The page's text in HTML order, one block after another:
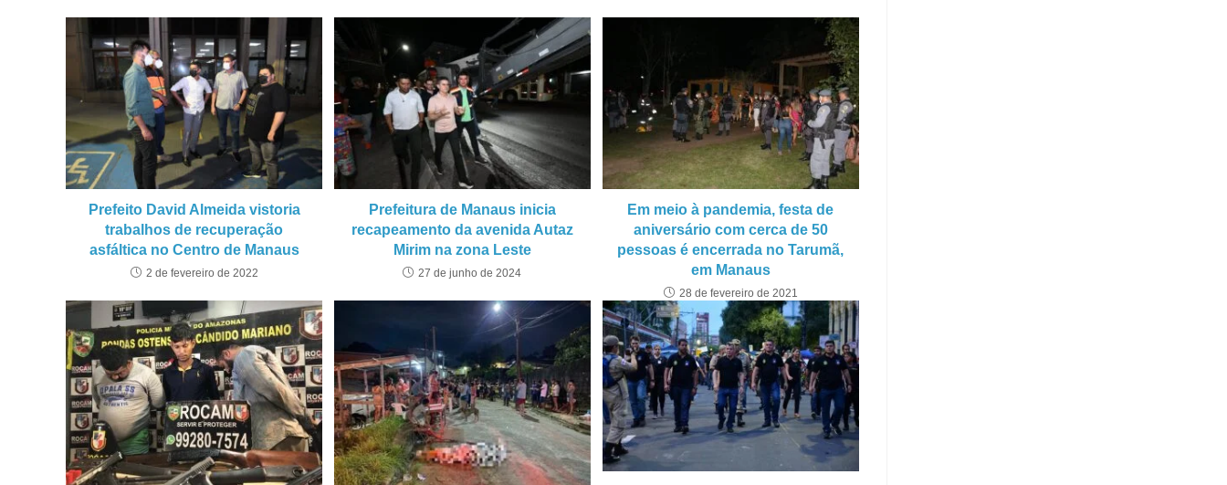
Prefeito David Almeida vistoria
trabalhos de recuperação
asfáltica no Centro de Manaus
2 de fevereiro de 2022
Prefeitura de Manaus inicia
recapeamento da avenida Autaz
Mirim na zona Leste
27 de junho de 2024
Em meio à pandemia, festa de
aniversário com cerca de 50
pessoas é encerrada no Tarumã,
em Manaus
28 de fevereiro de 2021